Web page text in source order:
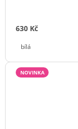
630 Kč
bílá
NOVINKA